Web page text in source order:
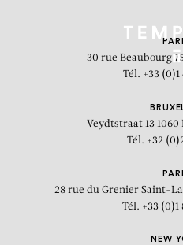
30 rue Beaubourg
Tél. +33 (0)1
Veydtstraat 13 1060
Tél. +32
28 rue du Grenier Saint-
Tél. +33 (0)1
NEW